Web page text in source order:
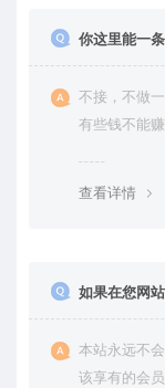
你这里能一
不接，不做
有些钱不能赚
查看详情
如果在您网
本站永远不
该享有的会